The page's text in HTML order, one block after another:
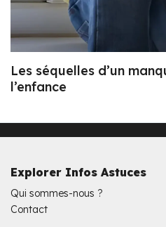
Les séquelles d’un
l’enfance
Explorer Infos Astuces
Qui sommes-nous ?
Contact